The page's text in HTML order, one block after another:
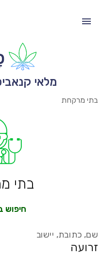
מלאי
בתי מרקחת
בתי
חיפוש
שם, כתובת, יישוב